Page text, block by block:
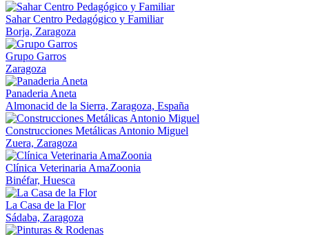
Sahar Centro Pedagógico y Familiar
Borja, Zaragoza
Grupo Garros
Zaragoza
Panaderia Aneta
Almonacid de la Sierra, Zaragoza, España
Construcciones Metálicas Antonio Miguel
Zuera, Zaragoza
Clínica Veterinaria AmaZoonia
Binéfar, Huesca
La Casa de la Flor
Sádaba, Zaragoza